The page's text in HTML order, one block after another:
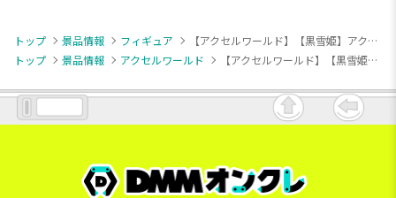
トップ 景品情報 フィギュア
【アクセルワールド】【黒雪姫】アクセル・ワールド ぬーどるストッパーフィギュア―黒雪姫―
トップ
景品情報 アクセルワールド 【アクセルワールド】【黒雪姫】アクセル・ワールド ぬーどるストッパーフィギュア―黒雪姫―